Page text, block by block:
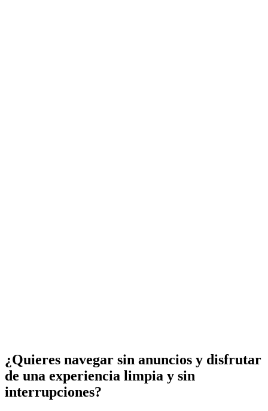
¿Quieres navegar sin anuncios y disfrutar
de una experiencia limpia y sin
interrupciones?